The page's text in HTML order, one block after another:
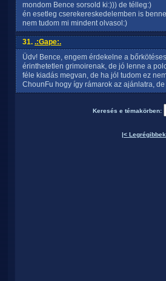
mondom Bence sorsold ki:))) de télleg:)
én esetleg cserekereskedelemben is
nem tudom mi mindent olvasol:)
31. .:Gape:.
Üdv! Bence, engem érdekelne a
érinthetetlen grimoirenak, de jó lenne a
féle kiadás megvan, de ha jól tudom ez
ChounFu hogy így rámarok az ajánlatra,
Keresés e témakörben:
|< Legrégibbek